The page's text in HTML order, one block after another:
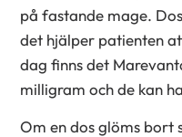
på fastande mage.
det hjälper patienten
dag finns det
milligram och de kan
Om en dos glöms bort